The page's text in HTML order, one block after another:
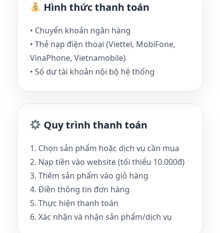
Hình thức thanh toán
• Chuyển khoản ngân hàng
• Thẻ nạp điện thoại (Viettel, MobiFone,
VinaPhone, Vietnamobile)
• Số dư tài khoản nội bộ hệ thống
Quy trình thanh toán
1. Chọn sản phẩm hoặc dịch vụ cần mua
2. Nạp tiền vào website (tối thiểu 10.000đ)
3. Thêm sản phẩm vào giỏ hàng
4. Điền thông tin đơn hàng
5. Thực hiện thanh toán
6. Xác nhận và nhận sản phẩm/dịch vụ